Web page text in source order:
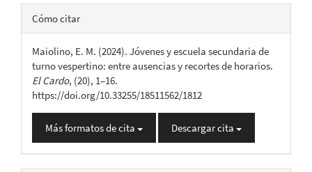
Detalles
del
artículo
Cómo citar
Maiolino, E. M. (2024). Jóvenes y escuela secundaria de
turno vespertino: entre ausencias y recortes de horarios.
El Cardo, (20), 1–16.
https://doi.org/10.33255/18511562/1812
Más formatos de cita Descargar cita